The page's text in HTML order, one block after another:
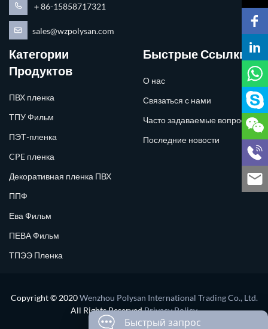
＋86-15858717321
sales@wzpolysan.com
Категории
Продуктов
ПВХ пленка
ТПУ Фильм
ПЭТ-пленка
CPE пленка
Декоративная пленка ПВХ
ППФ
Ева Фильм
ПЕВА Фильм
ТПЭЭ Пленка
Быстрые Ссылки
О нас
Связаться с нами
Часто задаваемые вопросы
Последние новости
Copyright © 2020Wenzhou Polysan International Trading Co., Ltd.
All Rights ReservedPrivacy Policy
Быстрый запрос